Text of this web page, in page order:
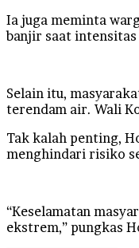
Ia juga meminta
banjir saat intensitas
Selain itu,
terendam air. Wali
Tak kalah penting,
menghindari risiko
“Keselamatan
ekstrem,” pungkas